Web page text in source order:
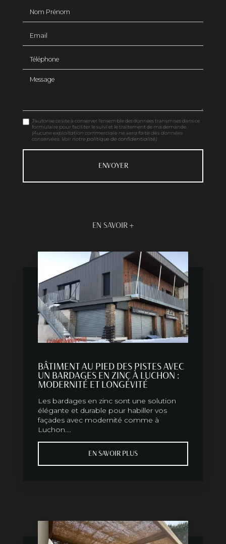
Message
J'autorise ce site à conserver l'ensemble des données transmises dans ce
formulaire pour faciliter le suivi et le traitement de ma demande.
(Aucune exploitation commerciale ne sera faite des données
conservées. Voir notre politique de confidentialité)
EN SAVOIR +
BÂTIMENT AU PIED DES PISTES AVEC
UN BARDAGES EN ZINC À LUCHON :
MODERNITÉ ET LONGÉVITÉ
Les bardages en zinc sont une solution
élégante et durable pour habiller vos
façades avec modernité comme à
Luchon....
EN SAVOIR PLUS